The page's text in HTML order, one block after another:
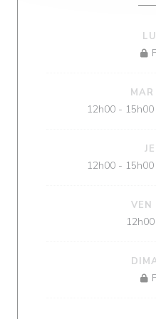
MAR
12h00 - 15h00
12h00 - 15h00
VEN